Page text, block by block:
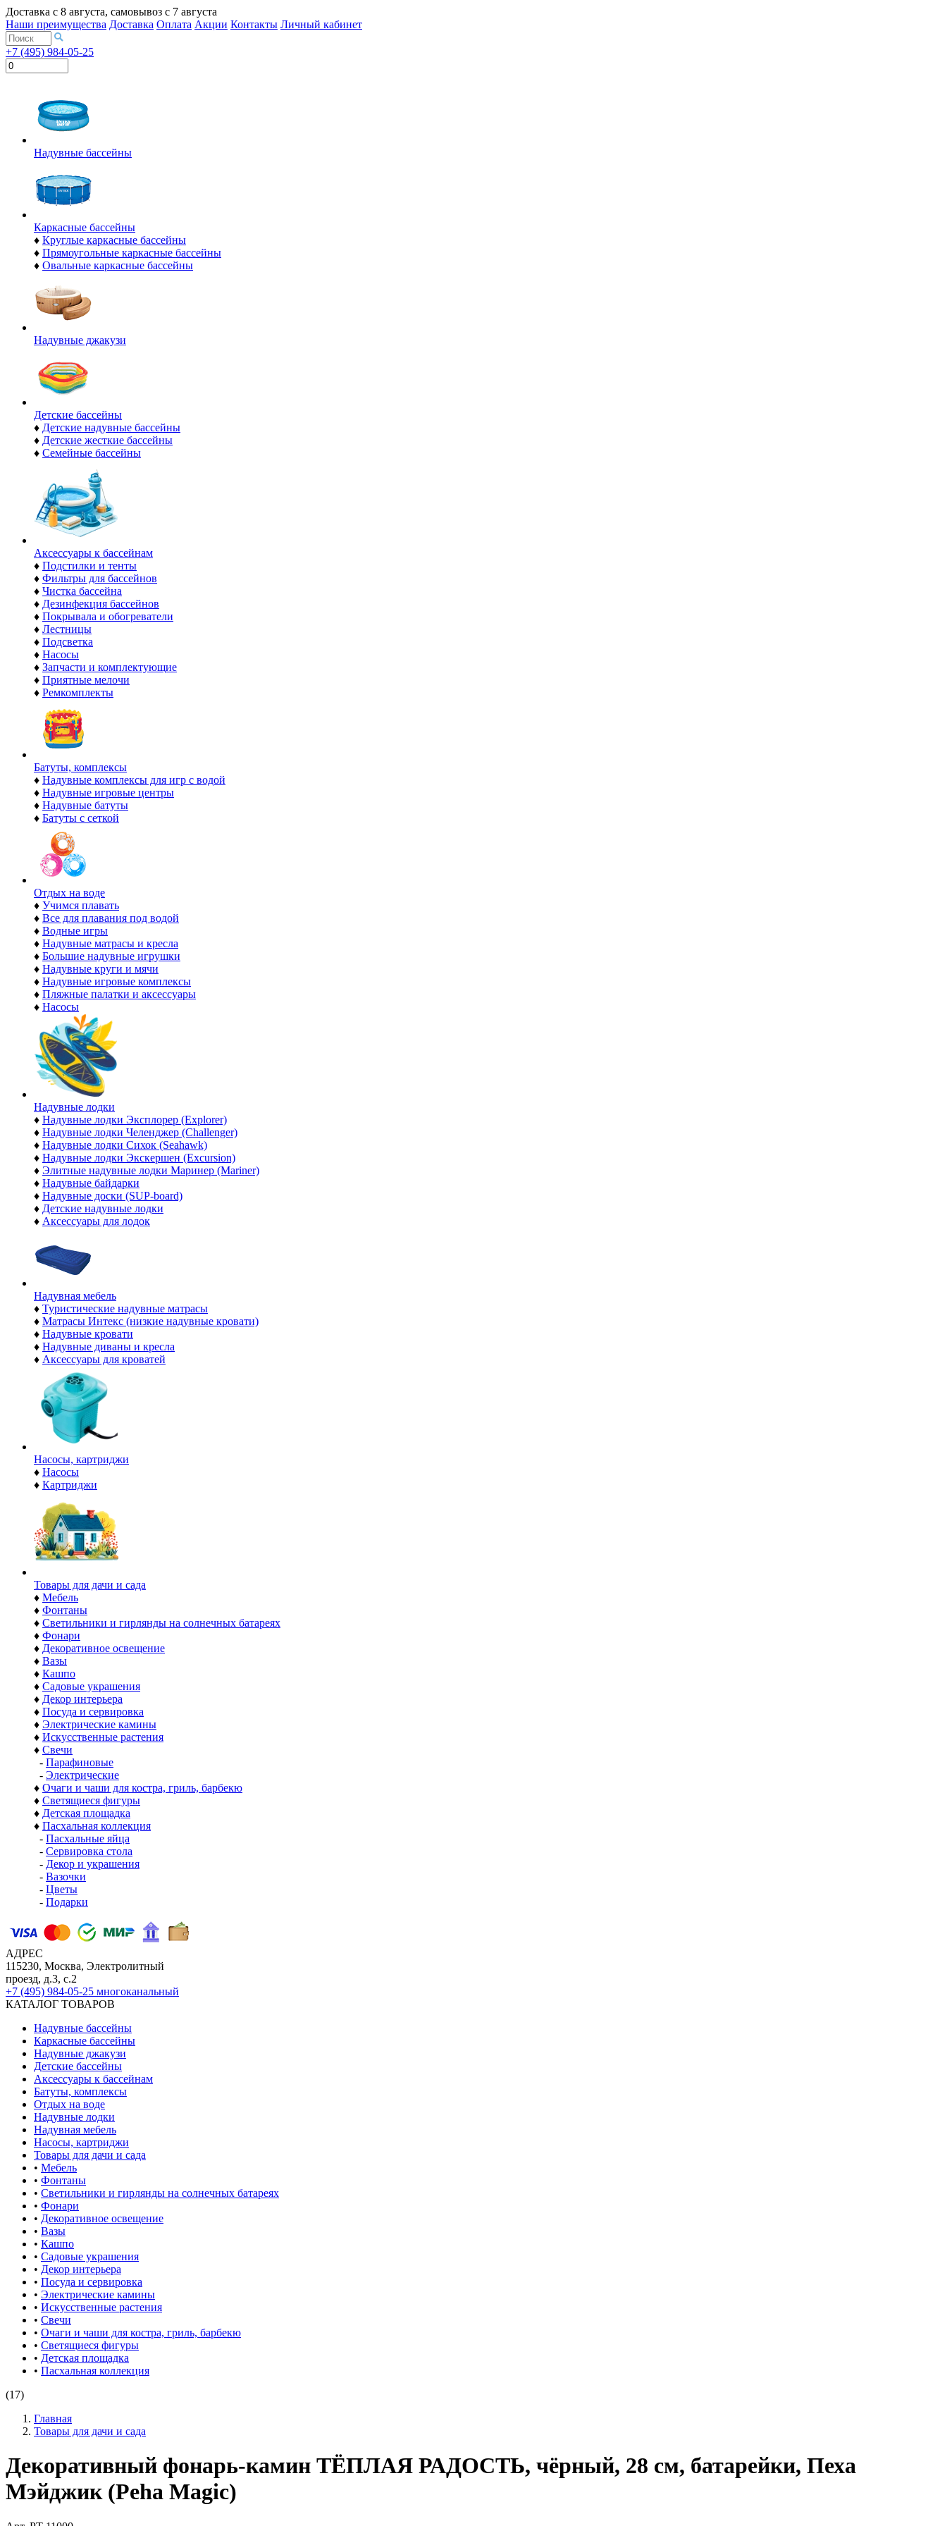
Доставка с 8 августа, самовывоз с 7 августа
Наши преимущества Доставка Оплата Акции Контакты Личный кабинет
+7 (495) 984-05-25
Надувные бассейны
Каркасные бассейны
♦ Круглые каркасные бассейны
♦ Прямоугольные каркасные бассейны
♦ Овальные каркасные бассейны
Надувные джакузи
Детские бассейны
♦ Детские надувные бассейны
♦ Детские жесткие бассейны
♦ Семейные бассейны
Аксессуары к бассейнам
♦ Подстилки и тенты
♦ Фильтры для бассейнов
♦ Чистка бассейна
♦ Дезинфекция бассейнов
♦ Покрывала и обогреватели
♦ Лестницы
♦ Подсветка
♦ Насосы
♦ Запчасти и комплектующие
♦ Приятные мелочи
♦ Ремкомплекты
Батуты, комплексы
♦ Надувные комплексы для игр с водой
♦ Надувные игровые центры
♦ Надувные батуты
♦ Батуты с сеткой
Отдых на воде
♦ Учимся плавать
♦ Все для плавания под водой
♦ Водные игры
♦ Надувные матрасы и кресла
♦ Большие надувные игрушки
♦ Надувные круги и мячи
♦ Надувные игровые комплексы
♦ Пляжные палатки и аксессуары
♦ Насосы
Надувные лодки
♦ Надувные лодки Эксплорер (Explorer)
♦ Надувные лодки Челенджер (Challenger)
♦ Надувные лодки Сихок (Seahawk)
♦ Надувные лодки Экскершен (Excursion)
♦ Элитные надувные лодки Маринер (Mariner)
♦ Надувные байдарки
♦ Надувные доски (SUP-board)
♦ Детские надувные лодки
♦ Аксессуары для лодок
Надувная мебель
♦ Туристические надувные матрасы
♦ Матрасы Интекс (низкие надувные кровати)
♦ Надувные кровати
♦ Надувные диваны и кресла
♦ Аксессуары для кроватей
Насосы, картриджи
♦ Насосы
♦ Картриджи
Товары для дачи и сада
♦ Мебель
♦ Фонтаны
♦ Светильники и гирлянды на солнечных батареях
♦ Фонари
♦ Декоративное освещение
♦ Вазы
♦ Кашпо
♦ Садовые украшения
♦ Декор интерьера
♦ Посуда и сервировка
♦ Электрические камины
♦ Искусственные растения
♦ Свечи
- Парафиновые
- Электрические
♦ Очаги и чаши для костра, гриль, барбекю
♦ Светящиеся фигуры
♦ Детская площадка
♦ Пасхальная коллекция
- Пасхальные яйца
- Сервировка стола
- Декор и украшения
- Вазочки
- Цветы
- Подарки
АДРЕС
115230, Москва, Электролитный
проезд, д.3, с.2
+7 (495) 984-05-25 многоканальный
КАТАЛОГ ТОВАРОВ
Надувные бассейны
Каркасные бассейны
Надувные джакузи
Детские бассейны
Аксессуары к бассейнам
Батуты, комплексы
Отдых на воде
Надувные лодки
Надувная мебель
Насосы, картриджи
Товары для дачи и сада
• Мебель
• Фонтаны
• Светильники и гирлянды на солнечных батареях
• Фонари
• Декоративное освещение
• Вазы
• Кашпо
• Садовые украшения
• Декор интерьера
• Посуда и сервировка
• Электрические камины
• Искусственные растения
• Свечи
• Очаги и чаши для костра, гриль, барбекю
• Светящиеся фигуры
• Детская площадка
• Пасхальная коллекция
(17)
Главная
Товары для дачи и сада
Декоративный фонарь-камин ТЁПЛАЯ РАДОСТЬ, чёрный, 28 см, батарейки, Пеха
Мэйджик (Peha Magic)